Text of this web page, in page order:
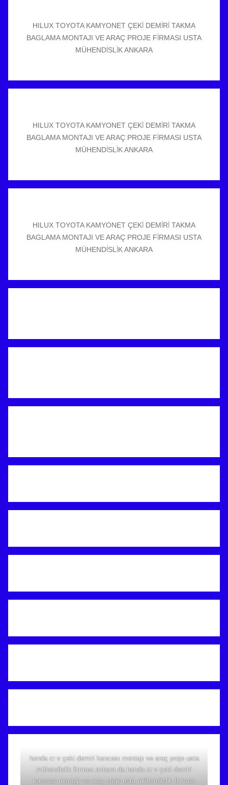
HILUX TOYOTA KAMYONET ÇEKİ DEMİRİ TAKMA
BAGLAMA MONTAJI VE ARAÇ PROJE FİRMASI USTA
MÜHENDİSLİK ANKARA
HILUX TOYOTA KAMYONET ÇEKİ DEMİRİ TAKMA
BAGLAMA MONTAJI VE ARAÇ PROJE FİRMASI USTA
MÜHENDİSLİK ANKARA
HILUX TOYOTA KAMYONET ÇEKİ DEMİRİ TAKMA
BAGLAMA MONTAJI VE ARAÇ PROJE FİRMASI USTA
MÜHENDİSLİK ANKARA
honda cr v çeki demiri kancası montajı ve araç proje usta
mühendislik firması ankara da honda cr v çeki demiri
kancası montajı ve araç proje usta mühendislik firması